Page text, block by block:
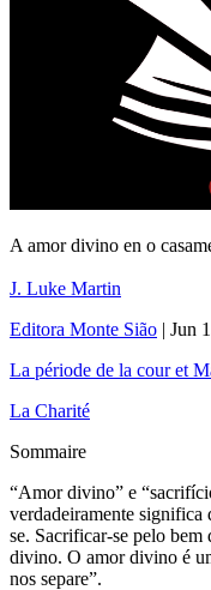
A amor divino en o
J. Luke Martin
Editora Monte Sião | Jun
La période de la cour et
La Charité
Sommaire
“Amor divino” e
verdadeiramente significa
se. Sacrificar-se pelo bem
divino. O amor divino é
nos separe”.